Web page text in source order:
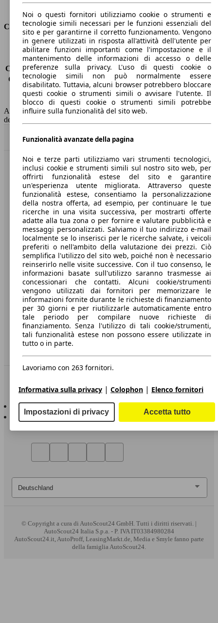
Volume del bagagliaio
Consumi
Emissioni di CO2*
-
Consumo (urbano)
-
Consumo (extra-urbano)
-
Consumo (combinato)*
Classe di emissione
Euro 6
Capacità del serbatoio
50 l
AutoScout24 non si assume alcuna responsabilità per la correttezza
dei dati.
Benvenuti su AutoScout24, il mercato auto europeo.
Società
A proposito di AutoScout24
Stampa
Media
Condizioni generali
Informazioni
Privacy
Dichiarazione di Accessibilità
Servizi
AutoScout24 per iOS
AutoScout24 per Android
© Copyright a cura di AutoScout24 GmbH. Tutti i diritti riservati. |
AutoScout24 Italia S.p.a. - P. IVA IT03384980284
AutoScout24.it, AutoProff, LeasingMarkt.de, Media e Smyle fanno parte
della famiglia AutoScout24.
Noi o questi fornitori utilizziamo cookie o strumenti e
tecnologie simili necessari per le funzioni essenziali del
sito e per garantirne il corretto funzionamento. Vengono
in genere utilizzati in risposta all'attività dell'utente per
abilitare funzioni importanti come l'impostazione e il
mantenimento delle informazioni di accesso o delle
preferenze sulla privacy. L'uso di questi cookie o
tecnologie simili non può normalmente essere
disabilitato. Tuttavia, alcuni browser potrebbero bloccare
questi cookie o strumenti simili o avvisare l'utente. Il
blocco di questi cookie o strumenti simili potrebbe
influire sulla funzionalità del sito web.
Funzionalità avanzate della pagina
Noi e terze parti utilizziamo vari strumenti tecnologici,
inclusi cookie e strumenti simili sul nostro sito web, per
offrirti funzionalità estese del sito e garantire
un'esperienza utente migliorata. Attraverso queste
funzionalità estese, consentiamo la personalizzazione
della nostra offerta, ad esempio, per continuare le tue
ricerche in una visita successiva, per mostrarti offerte
adatte alla tua zona o per fornire e valutare pubblicità e
messaggi personalizzati. Salviamo il tuo indirizzo e-mail
localmente se lo inserisci per le ricerche salvate, i veicoli
preferiti o nell'ambito della valutazione dei prezzi. Ciò
semplifica l'utilizzo del sito web, poiché non è necessario
reinserirlo nelle visite successive. Con il tuo consenso, le
informazioni basate sull'utilizzo saranno trasmesse ai
concessionari che contatti. Alcuni cookie/strumenti
vengono utilizzati dai fornitori per memorizzare le
informazioni fornite durante le richieste di finanziamento
per 30 giorni e per riutilizzarle automaticamente entro
tale periodo per compilare nuove richieste di
finanziamento. Senza l'utilizzo di tali cookie/strumenti,
tali funzionalità estese non possono essere utilizzate in
tutto o in parte.
Lavoriamo con 263 fornitori.
Informativa sulla privacy | Colophon | Elenco fornitori
Impostazioni di privacy Accetta tutto